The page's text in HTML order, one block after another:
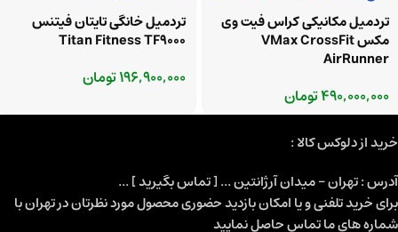
تردمیل مکانیکی کراس فیت وی
مکس VMax CrossFit
AirRunner
490,000,000تومان
تردمیل خانگی تایتان فیتنس
Titan Fitness TF9000
196,900,000تومان
خرید از دلوکس کالا :
آدرس : تهران - میدان آرژانتین ... [ تماس بگیرید ] ...
برای خرید تلفنی و یا امکان بازدید حضوری محصول مورد نظرتان در تهران با
شماره های ما تماس حاصل نمایید